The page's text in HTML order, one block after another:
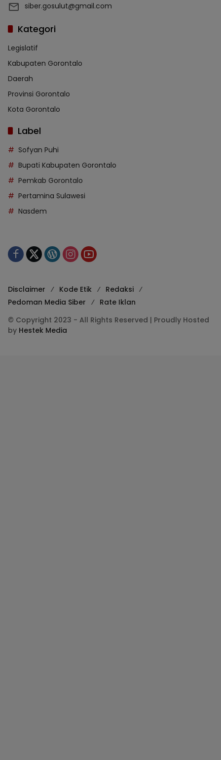
siber.gosulut@gmail.com
Kategori
Legislatif
Kabupaten Gorontalo
Daerah
Provinsi Gorontalo
Kota Gorontalo
Label
Sofyan Puhi
Bupati Kabupaten Gorontalo
Pemkab Gorontalo
Pertamina Sulawesi
Nasdem
Disclaimer Kode Etik
Redaksi
Pedoman Media Siber
Rate Iklan
© Copyright 2023 - All Rights Reserved | Proudly Hosted
by Hestek Media